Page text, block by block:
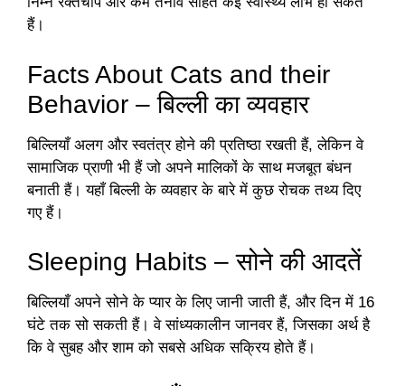
हैं।
Facts About Cats and their
Behavior – बिल्ली का व्यवहार
बिल्लियाँ अलग और स्वतंत्र होने की प्रतिष्ठा रखती हैं, लेकिन वे
सामाजिक प्राणी भी हैं जो अपने मालिकों के साथ मजबूत बंधन
बनाती हैं। यहाँ बिल्ली के व्यवहार के बारे में कुछ रोचक तथ्य दिए
गए हैं।
Sleeping Habits – सोने की आदतें
बिल्लियाँ अपने सोने के प्यार के लिए जानी जाती हैं, और दिन में 16
घंटे तक सो सकती हैं। वे सांध्यकालीन जानवर हैं, जिसका अर्थ है
कि वे सुबह और शाम को सबसे अधिक सक्रिय होते हैं।